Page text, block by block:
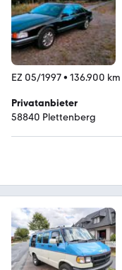
EZ 05/1997• 136.900 km
Privatanbieter
58840 Plettenberg